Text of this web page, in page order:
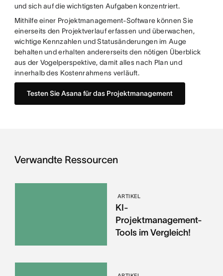
und sich auf die wichtigsten Aufgaben konzentriert.
Mithilfe einer Projektmanagement-Software können Sie
einerseits den Projektverlauf erfassen und überwachen,
wichtige Kennzahlen und Statusänderungen im Auge
behalten und erhalten andererseits den nötigen Überblick
aus der Vogelperspektive, damit alles nach Plan und
innerhalb des Kostenrahmens verläuft.
Testen Sie Asana für das Projektmanagement
Verwandte Ressourcen
ARTIKEL
KI-
Projektmanagement-
Tools im Vergleich!